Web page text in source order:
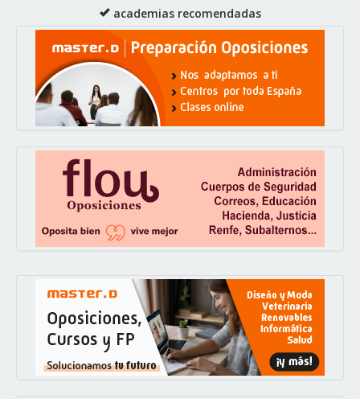
academias recomendadas